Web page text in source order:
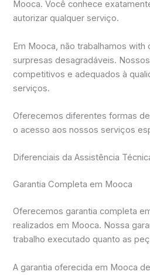
Mooca. Você conhece
autorizar qualquer serviço.
Em Mooca, não trabalhamos with
surpresas desagradáveis.
competitivos e adequados à
serviços.
Oferecemos diferentes formas
o acesso aos nossos serviços
Diferenciais da Assistência
Garantia Completa em Mooca
Oferecemos garantia completa
realizados em Mooca. Nossa
trabalho executado quanto as
A garantia oferecida em Mooca